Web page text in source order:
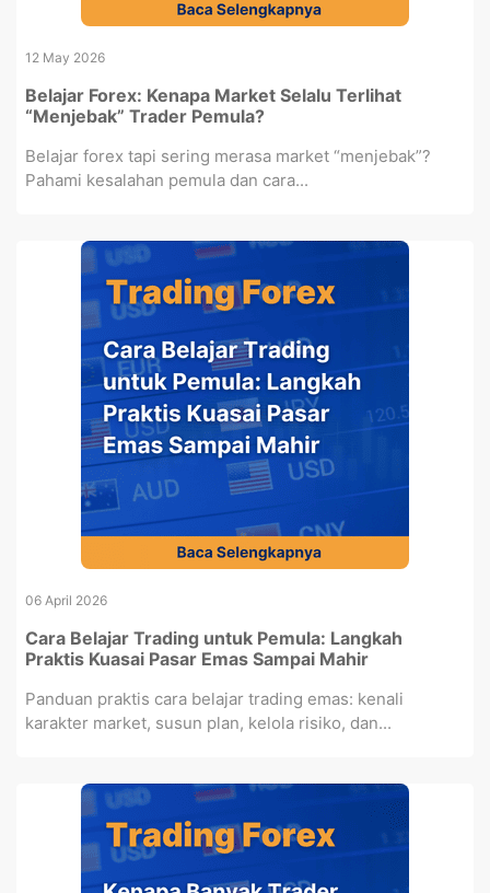
12 May 2026
Belajar Forex: Kenapa Market Selalu Terlihat
“Menjebak” Trader Pemula?
Belajar forex tapi sering merasa market “menjebak”?
Pahami kesalahan pemula dan cara...
06 April 2026
Cara Belajar Trading untuk Pemula: Langkah
Praktis Kuasai Pasar Emas Sampai Mahir
Panduan praktis cara belajar trading emas: kenali
karakter market, susun plan, kelola risiko, dan...